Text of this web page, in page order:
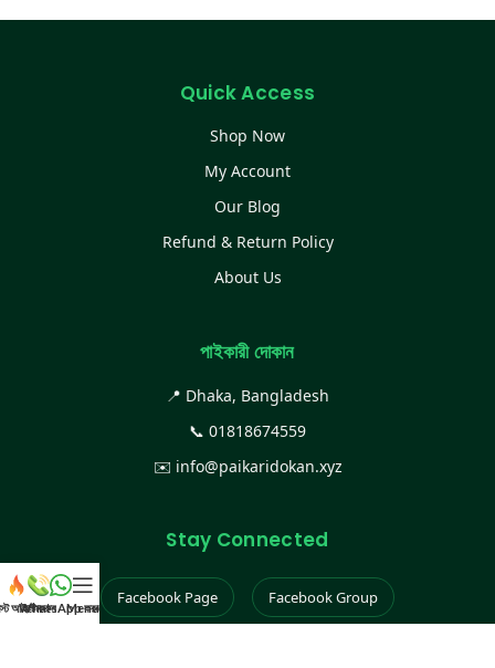
Quick Access
Shop Now
My Account
Our Blog
Refund & Return Policy
About Us
পাইকারী দোকান
📍 Dhaka, Bangladesh
📞 01818674559
✉️ info@paikaridokan.xyz
Stay Connected
Facebook Page Facebook Group
আইটেম
কল করুন
WhatsApp করুন
Menu